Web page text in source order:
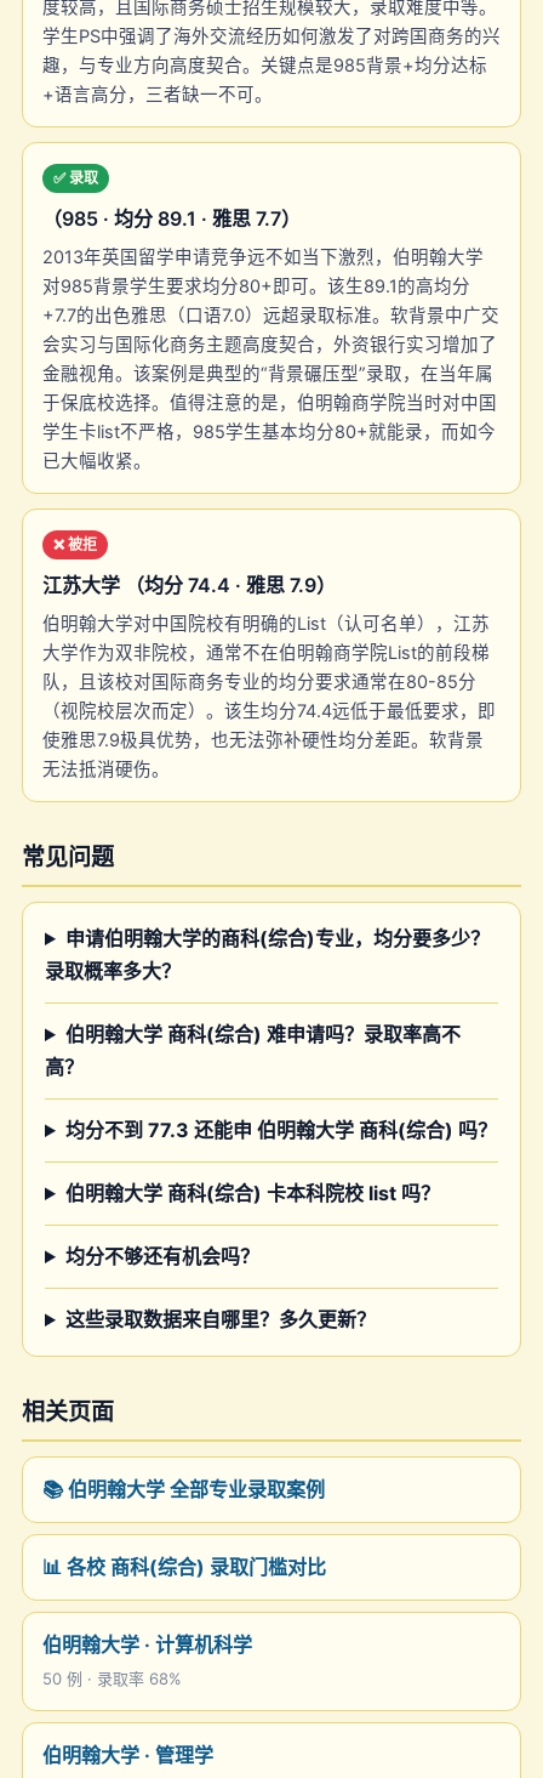
度较高，且国际商务硕士招生规模较大，录取难度中等。
学生PS中强调了海外交流经历如何激发了对跨国商务的兴
趣，与专业方向高度契合。关键点是985背景+均分达标
+语言高分，三者缺一不可。
✅ 录取
（985 · 均分 89.1 · 雅思 7.7）
2013年英国留学申请竞争远不如当下激烈，伯明翰大学
对985背景学生要求均分80+即可。该生89.1的高均分
+7.7的出色雅思（口语7.0）远超录取标准。软背景中广交
会实习与国际化商务主题高度契合，外资银行实习增加了
金融视角。该案例是典型的“背景碾压型”录取，在当年属
于保底校选择。值得注意的是，伯明翰商学院当时对中国
学生卡list不严格，985学生基本均分80+就能录，而如今
已大幅收紧。
❌ 被拒
江苏大学 （均分 74.4 · 雅思 7.9）
伯明翰大学对中国院校有明确的List（认可名单），江苏
大学作为双非院校，通常不在伯明翰商学院List的前段梯
队，且该校对国际商务专业的均分要求通常在80-85分
（视院校层次而定）。该生均分74.4远低于最低要求，即
使雅思7.9极具优势，也无法弥补硬性均分差距。软背景
无法抵消硬伤。
常见问题
申请伯明翰大学的商科(综合)专业，均分要多少？
录取概率多大？
伯明翰大学 商科(综合) 难申请吗？录取率高不
高？
均分不到 77.3 还能申 伯明翰大学 商科(综合) 吗？
伯明翰大学 商科(综合) 卡本科院校 list 吗？
均分不够还有机会吗？
这些录取数据来自哪里？多久更新？
相关页面
📚 伯明翰大学 全部专业录取案例
📊 各校 商科(综合) 录取门槛对比
伯明翰大学 · 计算机科学
50 例 · 录取率 68%
伯明翰大学 · 管理学